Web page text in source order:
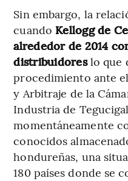
Sin embargo, la
cuando Kellogg de
alrededor de 2014
distribuidoreslo que
procedimiento ante
y Arbitraje de la
Industria de
momentáneamente
conocidos
hondureñas, una
180 países donde se